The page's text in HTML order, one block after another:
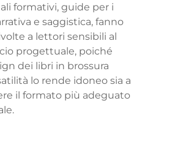
formativi, guide per i
e saggistica, fanno
a lettori sensibili al
progettuale, poiché
dei libri in brossura
lo rende idoneo sia a
il formato più adeguato